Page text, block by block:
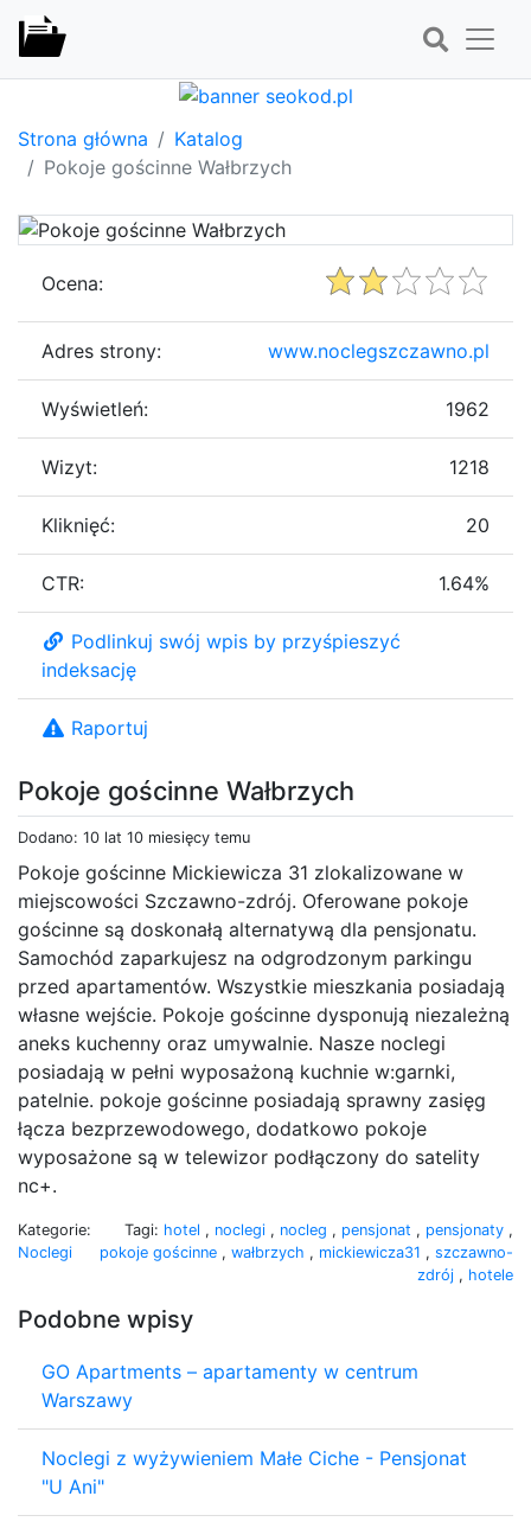
Strona główna
Katalog
Pokoje gościnne Wałbrzych
Pokoje gościnne Wałbrzych
Dodano: 10 lat 10 miesięcy temu
Pokoje gościnne Mickiewicza 31 zlokalizowane w
miejscowości Szczawno-zdrój. Oferowane pokoje
gościnne są doskonałą alternatywą dla pensjonatu.
Samochód zaparkujesz na odgrodzonym parkingu
przed apartamentów. Wszystkie mieszkania posiadają
własne wejście. Pokoje gościnne dysponują niezależną
aneks kuchenny oraz umywalnie. Nasze noclegi
posiadają w pełni wyposażoną kuchnie w:garnki,
patelnie. pokoje gościnne posiadają sprawny zasięg
łącza bezprzewodowego, dodatkowo pokoje
wyposażone są w telewizor podłączony do satelity
nc+.
Kategorie:
Noclegi
Tagi: hotel , noclegi , nocleg , pensjonat , pensjonaty ,
pokoje gościnne , wałbrzych , mickiewicza31 , szczawno-
zdrój , hotele
Podobne wpisy
GO Apartments – apartamenty w centrum
Warszawy
Noclegi z wyżywieniem Małe Ciche - Pensjonat
"U Ani"
Ocena:
Adres strony: www.noclegszczawno.pl
Wyświetleń: 1962
Wizyt: 1218
Kliknięć: 20
CTR: 1.64%
Podlinkuj swój wpis by przyśpieszyć
indeksację
Raportuj